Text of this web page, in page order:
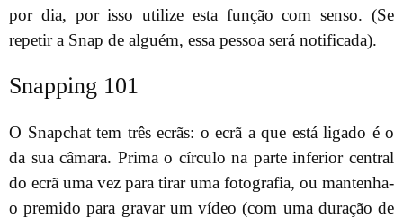
por dia, por isso utilize esta função com senso. (Se
repetir a Snap de alguém, essa pessoa será notificada).
Snapping 101
O Snapchat tem três ecrãs: o ecrã a que está ligado é o
da sua câmara. Prima o círculo na parte inferior central
do ecrã uma vez para tirar uma fotografia, ou mantenha-
o premido para gravar um vídeo (com uma duração de